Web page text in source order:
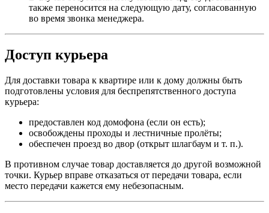
также переносится на следующую дату, согласованную
во время звонка менеджера.
Доступ курьера
Для доставки товара к квартире или к дому должны быть
подготовлены условия для беспрепятственного доступа
курьера:
предоставлен код домофона (если он есть);
освобождены проходы и лестничные пролёты;
обеспечен проезд во двор (открыт шлагбаум и т. п.).
В противном случае товар доставляется до другой возможной
точки. Курьер вправе отказаться от передачи товара, если
место передачи кажется ему небезопасным.